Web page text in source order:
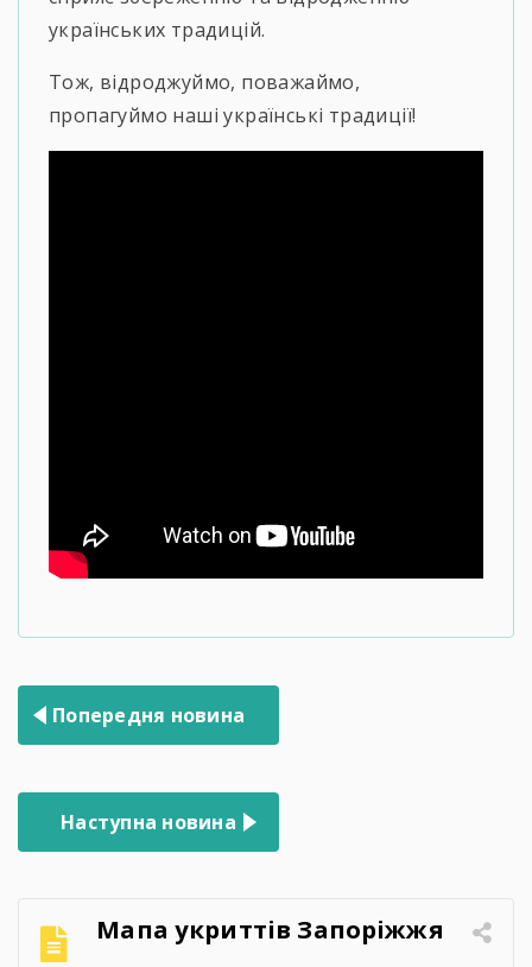
українських традицій.
Тож, відроджуймо, поважаймо,
пропагуймо наші українські традиції!
Навігація
записів
Попередня новина
Наступна новина
Мапа укриттів Запоріжжя